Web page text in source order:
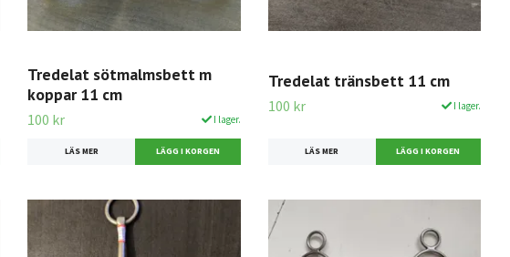
Tredelat sötmalmsbett m
koppar 11 cm
100 kr I lager.
LÄS MER
Tredelat tränsbett 11 cm
100 kr I lager.
LÄS MER